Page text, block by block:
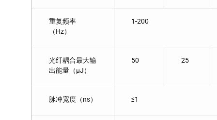
重复频率
（Hz）
1-200
光纤耦合最大输
出能量（μJ）
50 25
脉冲宽度（ns） ≤1